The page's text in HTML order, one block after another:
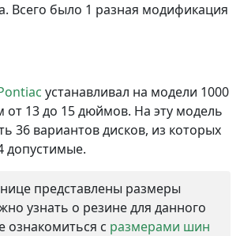
Всего было 1 разная модификация
устанавливал на модели 1000
от 13 до 15 дюймов. На эту модель
36 вариантов дисков, из которых
допустимые.
представлены размеры
узнать о резине для данного
ознакомиться с размерами шин